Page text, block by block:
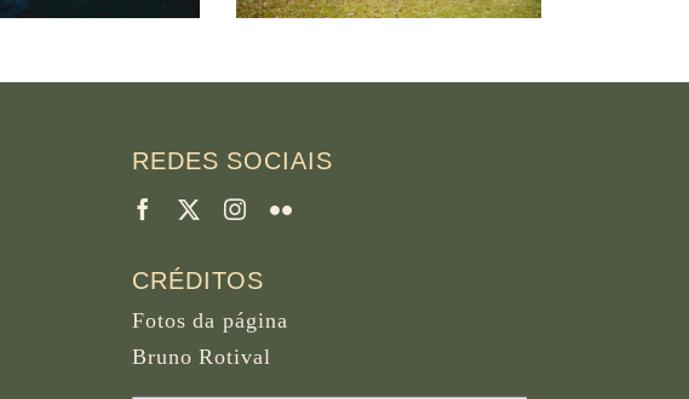
REDES SOCIAIS
CRÉDITOS
Fotos da página
Bruno Rotival